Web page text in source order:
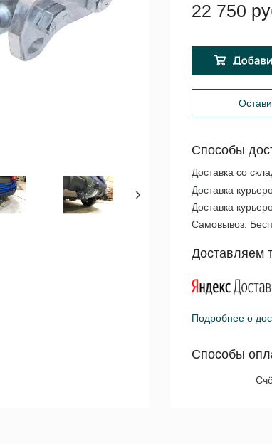
22 750
Способы
Доставка со
Доставка
Доставка
Самовывоз:
Доставляем
Подробнее о
Способы